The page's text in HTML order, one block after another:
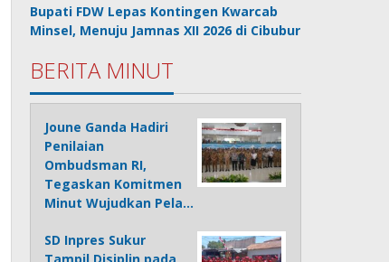
Bupati FDW Lepas Kontingen Kwarcab
Minsel, Menuju Jamnas XII 2026 di Cibubur
BERITA MINUT
Joune Ganda Hadiri
Penilaian
Ombudsman RI,
Tegaskan Komitmen
Minut Wujudkan Pela…
SD Inpres Sukur